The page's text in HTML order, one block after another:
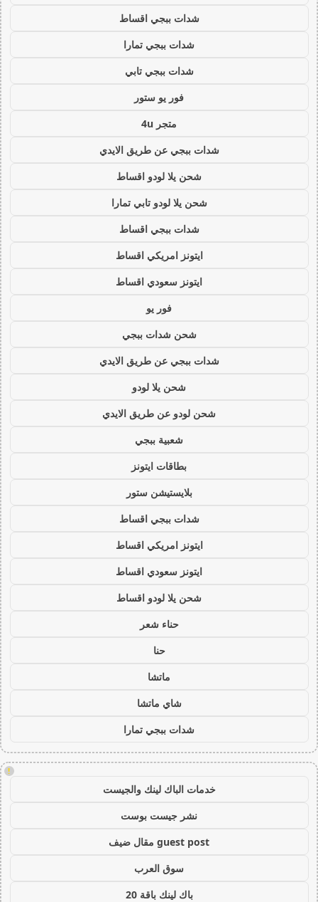
شدات ببجي اقساط
شدات ببجي تمارا
شدات ببجي تابي
فور يو ستور
متجر 4u
شدات ببجي عن طريق الايدي
شحن يلا لودو اقساط
شحن يلا لودو تابي تمارا
شدات ببجي اقساط
ايتونز امريكي اقساط
ايتونز سعودي اقساط
فور يو
شحن شدات ببجي
شدات ببجي عن طريق الايدي
شحن يلا لودو
شحن لودو عن طريق الايدي
شعبية ببجي
بطاقات ايتونز
بلايستيشن ستور
شدات ببجي اقساط
ايتونز امريكي اقساط
ايتونز سعودي اقساط
شحن يلا لودو اقساط
حناء شعر
حنا
ماتشا
شاي ماتشا
شدات ببجي تمارا
!
خدمات الباك لينك والجيست
نشر جيست بوست
guest post مقال ضيف
سوق العرب
باك لينك باقة 20